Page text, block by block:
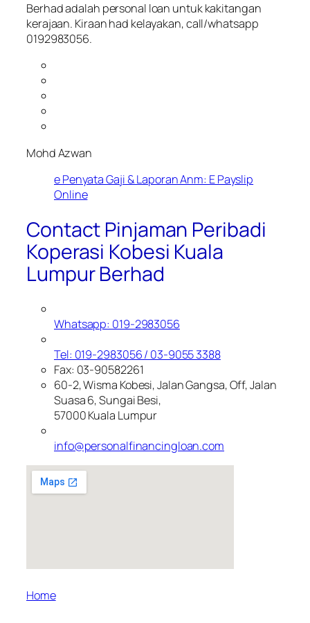
Berhad adalah personal loan untuk kakitangan
kerajaan. Kiraan had kelayakan, call/whatsapp
0192983056.
Mohd Azwan
e Penyata Gaji & Laporan Anm: E Payslip
Online
Contact Pinjaman Peribadi
Koperasi Kobesi Kuala
Lumpur Berhad
Whatsapp: 019-2983056
Tel: 019-2983056 / 03-9055 3388
Fax: 03-90582261
60-2, Wisma Kobesi, Jalan Gangsa, Off, Jalan
Suasa 6, Sungai Besi,
57000 Kuala Lumpur
info@personalfinancingloan.com
Home